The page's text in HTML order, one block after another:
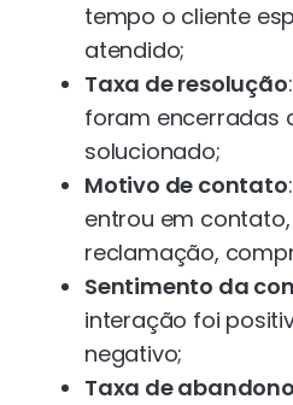
tempo o cliente
atendido;
Taxa de resolução
foram encerradas
solucionado;
Motivo de contato
entrou em
reclamação,
Sentimento da
interação foi
negativo;
Taxa de abandono